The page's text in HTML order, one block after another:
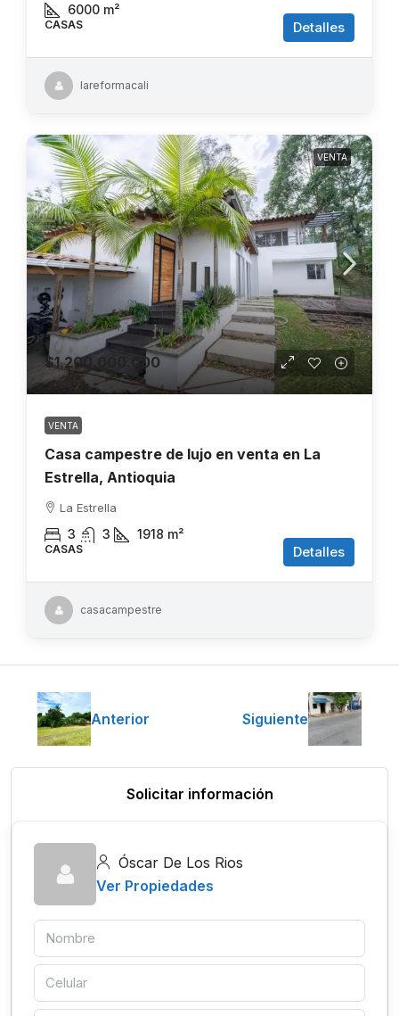
6000 m²
CASAS Detalles
lareformacali
VENTA
$1.200.000.000
VENTA
Casa campestre de lujo en venta en La
Estrella, Antioquia
La Estrella
3 3 1918 m²
CASAS Detalles
casacampestre
Anterior Siguiente
Solicitar información
Óscar De Los Rios
Ver Propiedades